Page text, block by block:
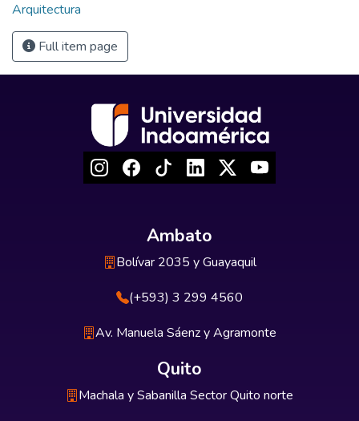
Arquitectura
Full item page
Ambato
Bolívar 2035 y Guayaquil
(+593) 3 299 4560
Av. Manuela Sáenz y Agramonte
Quito
Machala y Sabanilla Sector Quito norte